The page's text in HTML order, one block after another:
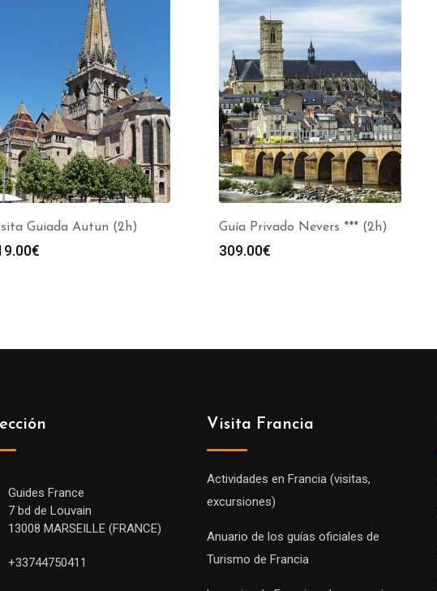
Guiada Autun (2h)
€
Guía Privado Nevers *** (2h)
309.00€
Guides France
7 bd de Louvain
13008 MARSEILLE (FRANCE)
+33744750411
Visita Francia
Actividades en Francia (visitas,
excursiones)
Anuario de los guías oficiales de
Turismo de Francia